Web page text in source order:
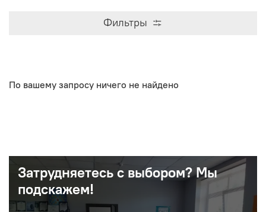
Фильтры
По вашему запросу ничего не найдено
Затрудняетесь с выбором? Мы
подскажем!